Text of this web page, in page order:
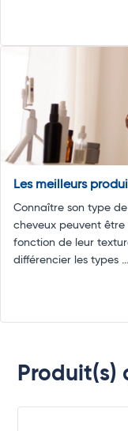
Les meilleurs
Connaître son type
cheveux peuvent
fonction de leur
différencier les types ...
Produit(s)